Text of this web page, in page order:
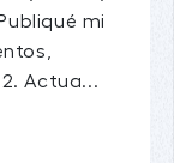
mi
Actua...